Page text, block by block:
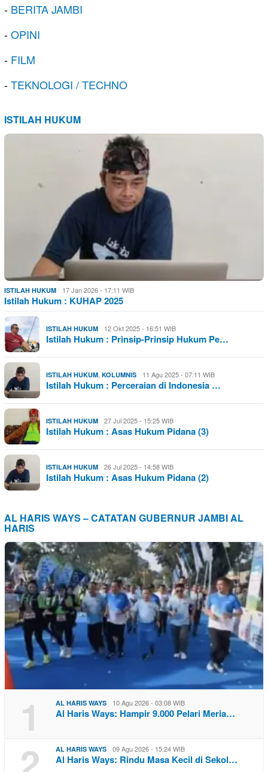
- BERITA JAMBI
-OPINI
- FILM
-TEKNOLOGI / TECHNO
ISTILAH HUKUM
ISTILAH HUKUM 17 Jan 2026 - 17:11 WIB
Istilah Hukum : KUHAP 2025
ISTILAH HUKUM 12 Okt 2025 - 16:51 WIB
Istilah Hukum : Prinsip-Prinsip Hukum Pe…
ISTILAH HUKUM KOLUMNIS 11 Agu 2025 - 07:11 WIB
Istilah Hukum : Perceraian di Indonesia …
ISTILAH HUKUM 27 Jul 2025 - 15:25 WIB
Istilah Hukum : Asas Hukum Pidana (3)
ISTILAH HUKUM 26 Jul 2025 - 14:58 WIB
Istilah Hukum : Asas Hukum Pidana (2)
AL HARIS WAYS – CATATAN GUBERNUR JAMBI AL
HARIS
1 AL HARIS WAYS 10 Agu 2026 - 03:08 WIB
Al Haris Ways: Hampir 9.000 Pelari Meria…
2 AL HARIS WAYS 09 Agu 2026 - 15:24 WIB
Al Haris Ways: Rindu Masa Kecil di Sekol…